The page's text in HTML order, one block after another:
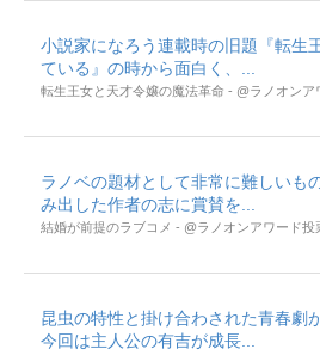
小説家になろう連載時の旧題『転生
ている』の時から面白く、...
転生王女と天才令嬢の魔法革命 - @ラノオンア
ラノベの題材として非常に難しいも
み出した作者の志に賞賛を...
結婚が前提のラブコメ - @ラノオンアワード投
昆虫の特性と掛け合わされた青春劇
今回は主人公の有吉が成長...